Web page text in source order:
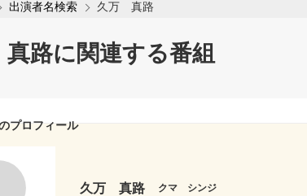
出演者名検索 久万 真路
路に関連する番組
プロフィール
久万 真路 クマ シンジ